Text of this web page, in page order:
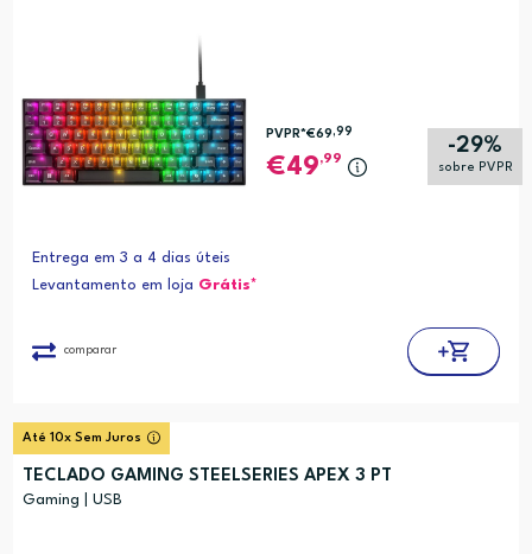
-29%
sobre PVPR
PVPR*€69,99
49,99
Entrega em 3 a 4 dias úteis
Levantamento em loja Grátis*
comparar
Até 10x Sem Juros
TECLADO GAMING STEELSERIES APEX 3 PT
Gaming | USB